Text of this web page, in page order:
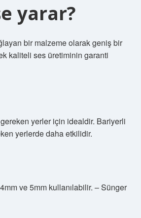
yarar?
bir malzeme olarak geniş bir
kaliteli ses üretiminin garanti
gereken yerler için idealdir. Bariyerli
yerlerde daha etkilidir.
ve 5mm kullanılabilir. – Sünger